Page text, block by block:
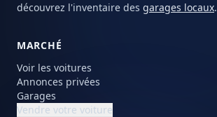
découvrez l'inventaire des garages locaux.
MARCHÉ
Voir les voitures
Annonces privées
Garages
Vendre votre voiture